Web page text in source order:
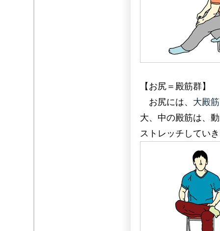
【お尻＝殿筋群】
お尻には、 大殿筋
大、中の殿筋は、
ストレッチしてい